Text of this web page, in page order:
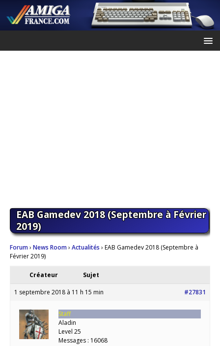
EAB Gamedev 2018 (Septembre à Février
2019)
Forum› News Room› Actualités › EAB Gamedev 2018 (Septembre à
Février 2019)
Créateur Sujet
1 septembre 2018 à 11 h 15 min #27831
Staff
Aladin
Level 25
Messages : 16068